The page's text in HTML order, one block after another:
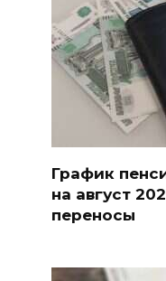
График
на август
переносы